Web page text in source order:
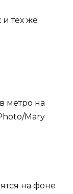
тех же
метро на
Mary
на фоне